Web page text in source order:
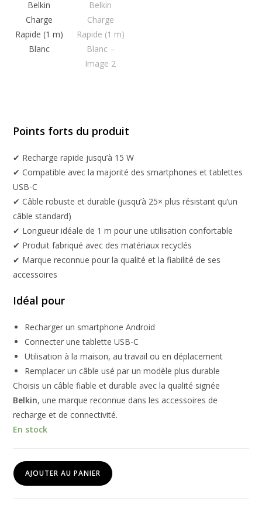
Points forts du produit
✔ Recharge rapide jusqu’à 15 W
✔ Compatible avec la majorité des smartphones et tablettes
USB-C
✔ Câble robuste et durable (jusqu’à 25× plus résistant qu’un
câble standard)
✔ Longueur idéale de 1 m pour une utilisation confortable
✔ Produit fabriqué avec des matériaux recyclés
✔ Marque reconnue pour la qualité et la fiabilité de ses
accessoires
Idéal pour
Recharger un smartphone Android
Connecter une tablette USB-C
Utilisation à la maison, au travail ou en déplacement
Remplacer un câble usé par un modèle plus durable
Choisis un câble fiable et durable avec la qualité signée
Belkin, une marque reconnue dans les accessoires de
recharge et de connectivité.
En stock
quantité
de
AJOUTER AU PANIER